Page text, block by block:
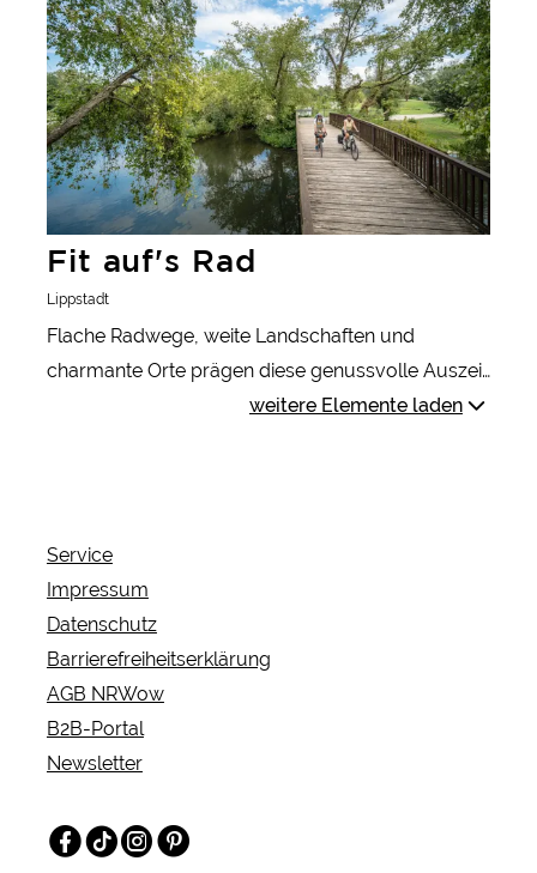
Fit auf's Rad
Lippstadt
Flache Radwege, weite Landschaften und
charmante Orte prägen diese genussvolle Auszeit
rund um Lippstadt. Zwischen Naturerlebnissen
weitere Elemente laden
Service
Impressum
Datenschutz
Barrierefreiheitserklärung
AGB NRWow
B2B-Portal
Newsletter
Facebook
TikTokInstagramPinterest